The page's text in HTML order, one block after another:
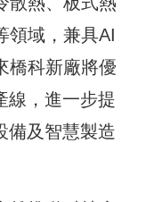
領域，兼具AI
橋科新廠將優
線，進一步提
備及智慧製造